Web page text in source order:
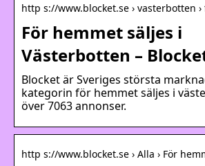
http s://www.blocket.se › vasterbotten
För hemmet säljes i
Västerbotten –
Blocket är Sveriges största
kategorin för hemmet säljes i
över 7063 annonser.
http s://www.blocket.se › Alla › För